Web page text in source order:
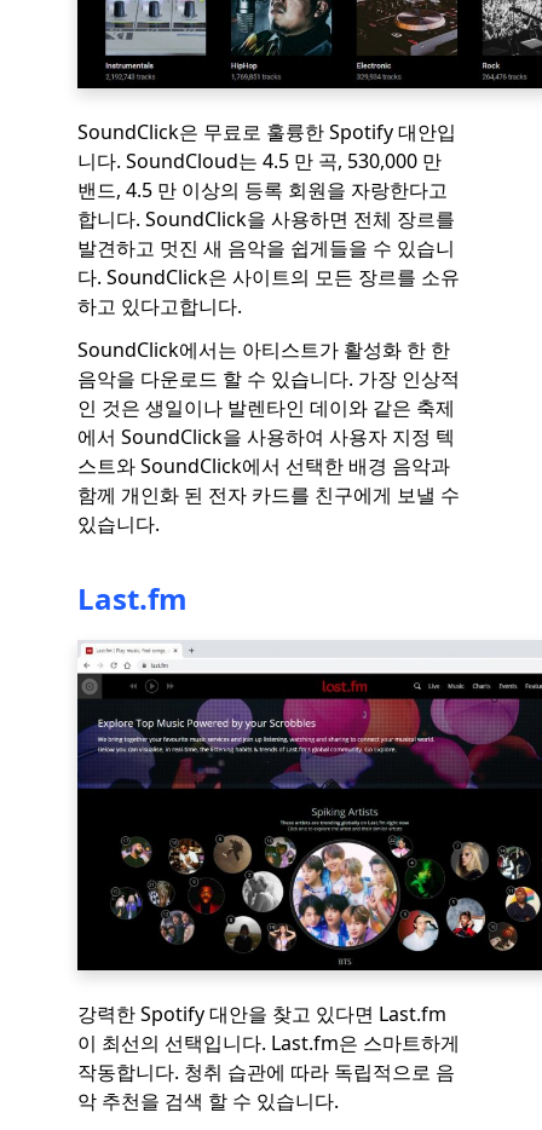
SoundClick은 무료로 훌륭한 Spotify 대안입
니다. SoundCloud는 4.5 만 곡, 530,000 만
밴드, 4.5 만 이상의 등록 회원을 자랑한다고
합니다. SoundClick을 사용하면 전체 장르를
발견하고 멋진 새 음악을 쉽게들을 수 있습니
다. SoundClick은 사이트의 모든 장르를 소유
하고 있다고합니다.
SoundClick에서는 아티스트가 활성화 한 한
음악을 다운로드 할 수 있습니다. 가장 인상적
인 것은 생일이나 발렌타인 데이와 같은 축제
에서 SoundClick을 사용하여 사용자 지정 텍
스트와 SoundClick에서 선택한 배경 음악과
함께 개인화 된 전자 카드를 친구에게 보낼 수
있습니다.
Last.fm
강력한 Spotify 대안을 찾고 있다면 Last.fm
이 최선의 선택입니다. Last.fm은 스마트하게
작동합니다. 청취 습관에 따라 독립적으로 음
악 추천을 검색 할 수 있습니다.